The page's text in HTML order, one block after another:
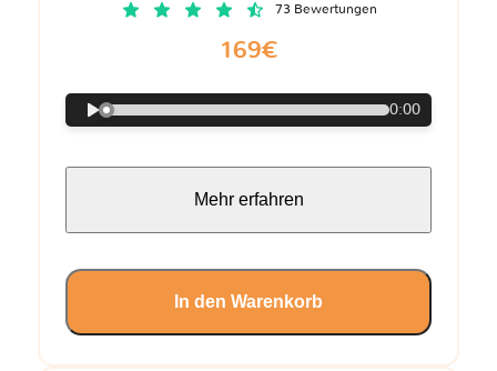
73 Bewertungen
169€
0:00
Mehr erfahren
In den Warenkorb